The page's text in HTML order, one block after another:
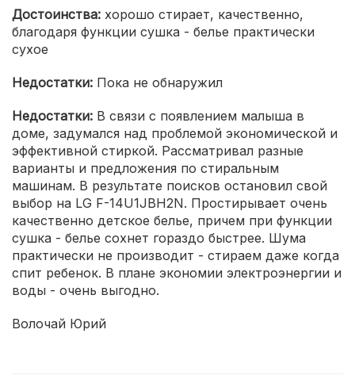
Достоинства: хорошо стирает, качественно,
благодаря функции сушка - белье практически
сухое
Недостатки: Пока не обнаружил
Недостатки: В связи с появлением малыша в
доме, задумался над проблемой экономической и
эффективной стиркой. Рассматривал разные
варианты и предложения по стиральным
машинам. В результате поисков остановил свой
выбор на LG F-14U1JBH2N. Простирывает очень
качественно детское белье, причем при функции
сушка - белье сохнет гораздо быстрее. Шума
практически не производит - стираем даже когда
спит ребенок. В плане экономии электроэнергии и
воды - очень выгодно.
Волочай Юрий